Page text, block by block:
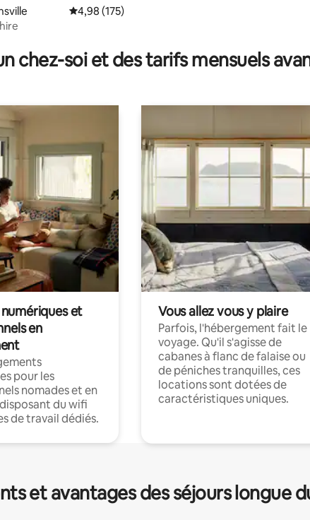
de 109 commentaires : 5 sur 5
Évaluation moyenne sur la base de 175
4,98 (175)
chez-soi et des tarifs mensuels
et
en
pour les
nomades et en
du wifi
de travail dédiés.
Vous allez vous y plaire
Parfois, l'hébergement fait le
voyage. Qu'il s'agisse de
cabanes à flanc de falaise ou
de péniches tranquilles, ces
locations sont dotées de
caractéristiques uniques.
et avantages des séjours longue